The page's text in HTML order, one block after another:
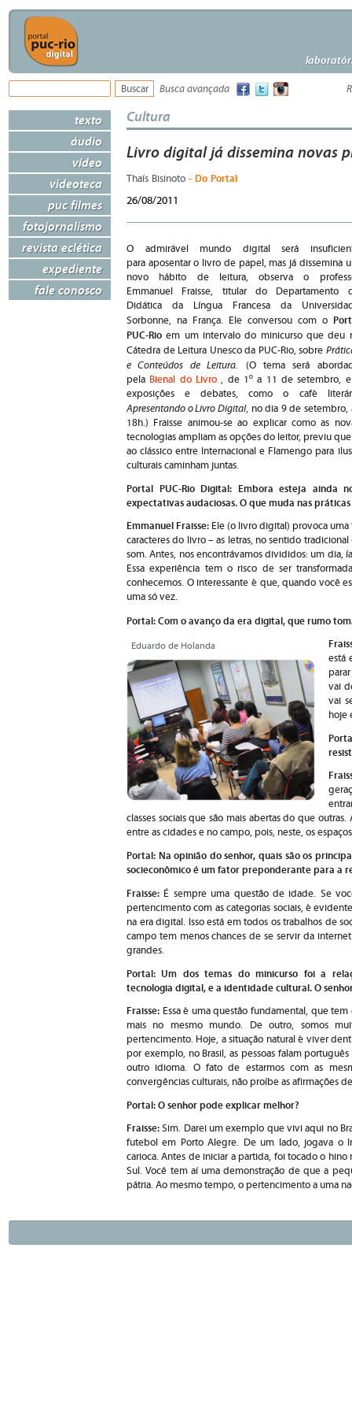
Busca avançada
texto
áudio
vídeo
videoteca
puc filmes
fotojornalismo
revista eclética
expediente
fale conosco
Cultura
Livro digital já dissemina novas
Thaís Bisinoto - Do Portal
26/08/2011
O admirável mundo digital será
para aposentar o livro de papel, mas já dissemina
novo hábito de leitura, observa o
Emmanuel Fraisse, titular do Departamento
Didática da Língua Francesa da
Sorbonne, na França. Ele conversou com o
PUC-Rio em um intervalo do minicurso que deu
Cátedra de Leitura Unesco da PUC-Rio, sobre
e Conteúdos de Leitura. (O tema será
pela Bienal do Livro, de 1º a 11 de setembro,
exposições e debates, como o café
Apresentando o Livro Digital, no dia 9 de setembro,
18h.) Fraisse animou-se ao explicar como as
tecnologias ampliam as opções do leitor, previu
ao clássico entre Internacional e Flamengo para
culturais caminham juntas.
Portal PUC-Rio Digital: Embora esteja ainda
expectativas audaciosas. O que muda nas
Emmanuel Fraisse: Ele (o livro digital) provoca
caracteres do livro – as letras, no sentido
som. Antes, nos encontrávamos divididos: um dia,
Essa experiência tem o risco de ser
conhecemos. O interessante é que, quando você
uma só vez.
Portal: Com o avanço da era digital, que rumo
Eduardo de Holanda
está
vai
vai
hoje
classes sociais que são mais abertas do que
entre as cidades e no campo, pois, neste, os
Portal: Na opinião do senhor, quais são os
socieconômico é um fator preponderante para a
Fraisse: É sempre uma questão de idade. Se
pertencimento com as categorias sociais, é
na era digital. Isso está em todos os trabalhos de
campo tem menos chances de se servir da
grandes.
Portal: Um dos temas do minicurso foi a
tecnologia digital, e a identidade cultural. O
Fraisse: Essa é uma questão fundamental, que
mais no mesmo mundo. De outro, somos
pertencimento. Hoje, a situação natural é viver
por exemplo, no Brasil, as pessoas falam
outro idioma. O fato de estarmos com as
convergências culturais, não proíbe as afirmações
Portal: O senhor pode explicar melhor?
Fraisse: Sim. Darei um exemplo que vivi aqui no
futebol em Porto Alegre. De um lado, jogava o
carioca. Antes de iniciar a partida, foi tocado o
Sul. Você tem aí uma demonstração de que a
pátria. Ao mesmo tempo, o pertencimento a uma